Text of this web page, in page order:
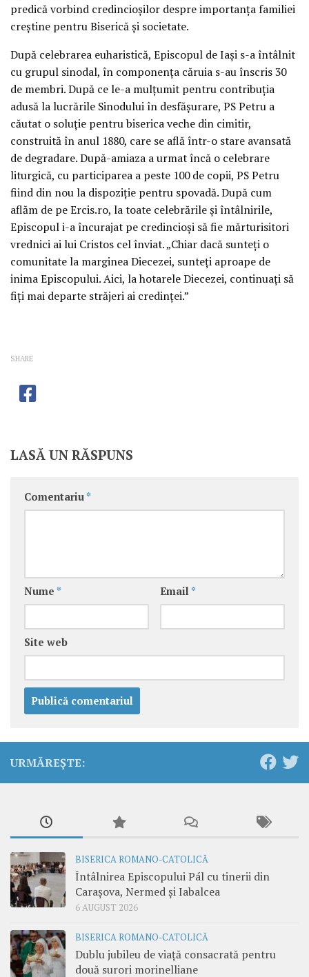
predică vorbind credincioşilor despre importanţa familiei
creştine pentru Biserică şi societate.
După celebrarea euharistică, Episcopul de Iaşi s-a întâlnit
cu grupul sinodal, în componenţa căruia s-au înscris 30
de membri. După ce le-a mulţumit pentru contribuţia
adusă la lucrările Sinodului în desfăşurare, PS Petru a
căutat o soluţie pentru biserica veche din cimitir,
construită în anul 1880, care se află într-o stare avansată
de degradare. După-amiaza a urmat încă o celebrare
liturgică, cu participarea a peste 100 de copii, PS Petru
fiind din nou la dispoziţie pentru spovadă. După cum
aflăm de pe Ercis.ro, la toate celebrările şi întâlnirile,
Episcopul i-a încurajat pe credincioşi să fie mărturisitori
vrednici ai lui Cristos cel înviat. „Chiar dacă sunteţi o
comunitate la marginea Diecezei, sunteţi aproape de
inima Episcopului. Aici, la hotarele Diecezei, continuaţi să
fiţi mai departe străjeri ai credinţei.”
SHARE
LASĂ UN RĂSPUNS
Comentariu *
Nume * Email *
Site web
URMĂREȘTE:
BISERICA ROMANO-CATOLICĂ
Întâlnirea Episcopului Pál cu tinerii din
Carașova, Nermed și Iabalcea
6 AUGUST 2026
BISERICA ROMANO-CATOLICĂ
Dublu jubileu de viață consacrată pentru
două surori morinelliane